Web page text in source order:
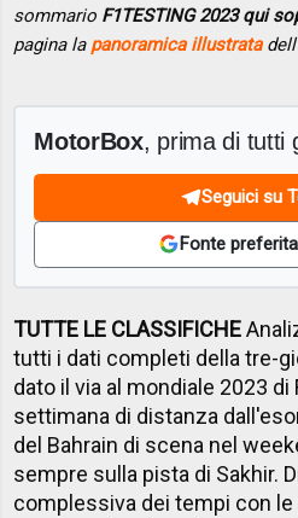
sommario F1TESTING 2023 qui
pagina la panoramica illustrata
MotorBox, prima di tutti
Seguici su
Fonte
TUTTE LE CLASSIFICHE
tutti i dati completi della tre-
dato il via al mondiale 2023 di
settimana di distanza
del Bahrain di scena nel
sempre sulla pista di Sakhir.
complessiva dei tempi con